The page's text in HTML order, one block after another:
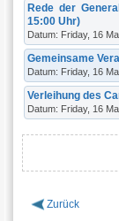
Rede der
15:00 Uhr)
Datum: Friday, 16
Gemeinsame
Datum: Friday, 16
Verleihung des
Datum: Friday, 16
Zurück